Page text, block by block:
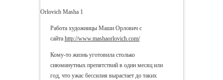
Orlovich Masha 1
Работа художницы Маши Орлович с
сайта http://www.mashaorlovich.com/
Кому-то жизнь уготовила столько
сиюминутных препятствий в один месяц или
год, что ужас бессилия вырастает до таких